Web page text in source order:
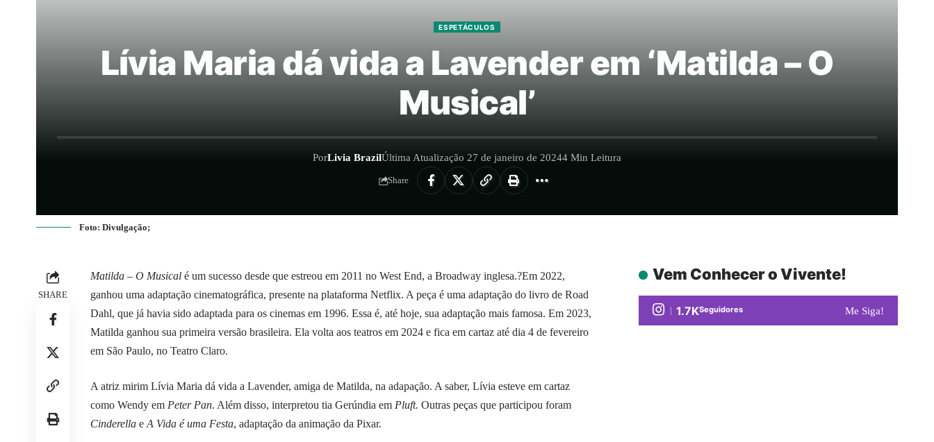
ESPETÁCULOS
Lívia Maria dá vida a Lavender em ‘Matilda – O
Musical’
PorLivia BrazilÚltima Atualização 27 de janeiro de 20244 Min Leitura
Share
Foto: Divulgação;
SHARE
Matilda – O Musical é um sucesso desde que estreou em 2011 no West End, a Broadway inglesa.?Em 2022,
ganhou uma adaptação cinematográfica, presente na plataforma Netflix. A peça é uma adaptação do livro de Road
Dahl, que já havia sido adaptada para os cinemas em 1996. Essa é, até hoje, sua adaptação mais famosa. Em 2023,
Matilda ganhou sua primeira versão brasileira. Ela volta aos teatros em 2024 e fica em cartaz até dia 4 de fevereiro
em São Paulo, no Teatro Claro.
A atriz mirim Lívia Maria dá vida a Lavender, amiga de Matilda, na adapação. A saber, Lívia esteve em cartaz
como Wendy em Peter Pan. Além disso, interpretou tia Gerúndia em Pluft. Outras peças que participou foram
Cinderella e A Vida é uma Festa, adaptação da animação da Pixar.
Vem Conhecer o Vivente!
1.7KSeguidores Me Siga!